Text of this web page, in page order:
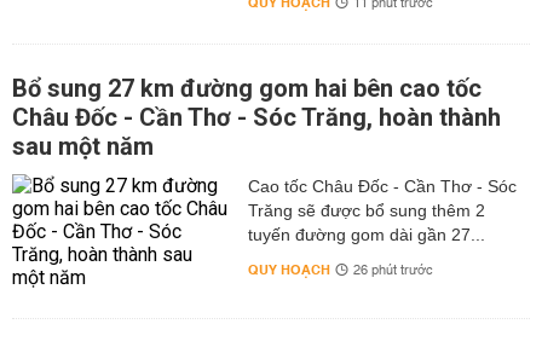
Bổ sung 27 km đường gom hai bên cao tốc
Châu Đốc - Cần Thơ - Sóc Trăng, hoàn thành
sau một năm
Cao tốc Châu Đốc - Cần Thơ - Sóc
Trăng sẽ được bổ sung thêm 2
tuyến đường gom dài gần 27...
QUY HOẠCH 26 phút trước